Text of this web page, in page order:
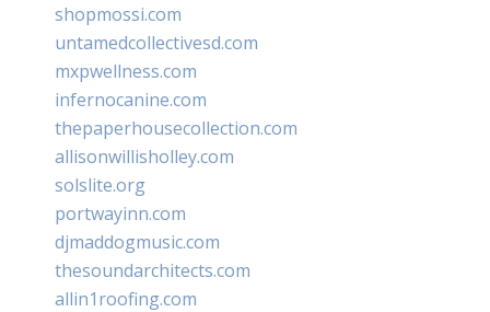
shopmossi.com
untamedcollectivesd.com
mxpwellness.com
infernocanine.com
thepaperhousecollection.com
allisonwillisholley.com
solslite.org
portwayinn.com
djmaddogmusic.com
thesoundarchitects.com
allin1roofing.com